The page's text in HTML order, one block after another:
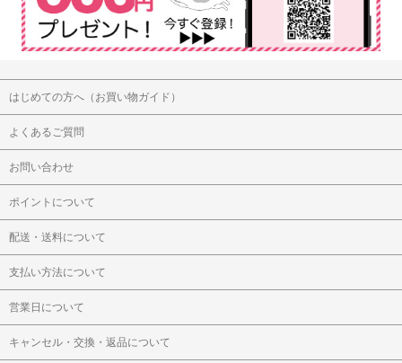
はじめての方へ（お買い物ガイド）
よくあるご質問
お問い合わせ
ポイントについて
配送・送料について
支払い方法について
営業日について
キャンセル・交換・返品について